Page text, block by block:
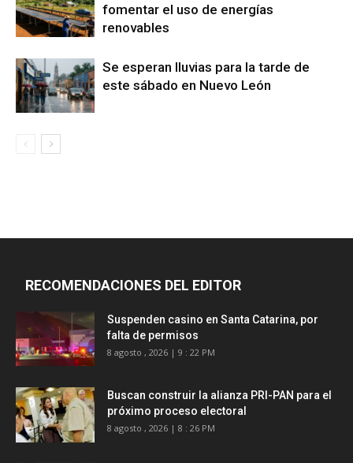
fomentar el uso de energías
renovables
Se esperan lluvias para la tarde de
este sábado en Nuevo León
RECOMENDACIONES DEL EDITOR
Suspenden casino en Santa Catarina, por
falta de permisos
8 agosto , 2026 | 9 : 22 PM
Buscan construir la alianza PRI-PAN para el
próximo proceso electoral
8 agosto , 2026 | 8 : 26 PM